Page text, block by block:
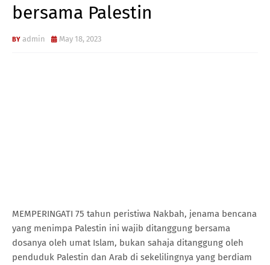
bersama Palestin
admin May 18, 2023
MEMPERINGATI 75 tahun peristiwa Nakbah, jenama bencana
yang menimpa Palestin ini wajib ditanggung bersama
dosanya oleh umat Islam, bukan sahaja ditanggung oleh
penduduk Palestin dan Arab di sekelilingnya yang berdiam